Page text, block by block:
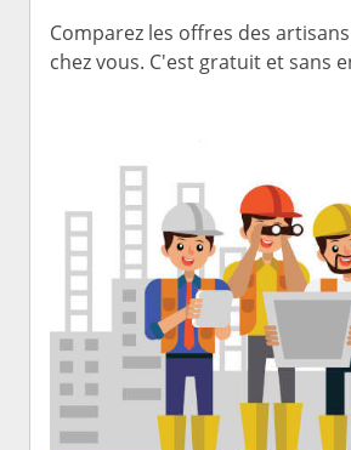
Comparez les offres des
chez vous. C'est gratuit et sans